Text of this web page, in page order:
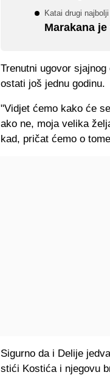
Katai drugi
Marakana
Trenutni ugovor
ostati još jednu godinu.
"Vidjet ćemo kako će
ako ne, moja velika
kad, pričat ćemo o
Sigurno da i Delije
stići Kostića i njegovu